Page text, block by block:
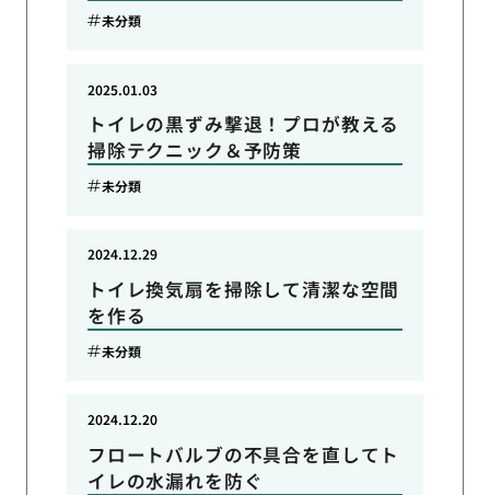
未分類
トイレの黒ずみ撃退！プロが教える
掃除テクニック＆予防策
2025.01.03
未分類
トイレ換気扇を掃除して清潔な空間
を作る
2024.12.29
未分類
フロートバルブの不具合を直してト
イレの水漏れを防ぐ
2024.12.20